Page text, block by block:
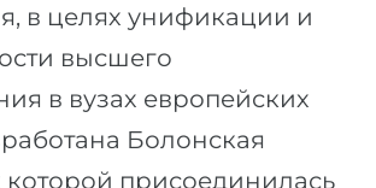
в целях унификации и
высшего
в вузах европейских
Болонская
которой присоединилась